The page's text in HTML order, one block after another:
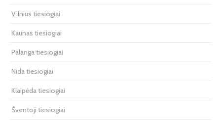
Vilnius tiesiogiai
Kaunas tiesiogiai
Palanga tiesiogiai
Nida tiesiogiai
Klaipėda tiesiogiai
Šventoji tiesiogiai